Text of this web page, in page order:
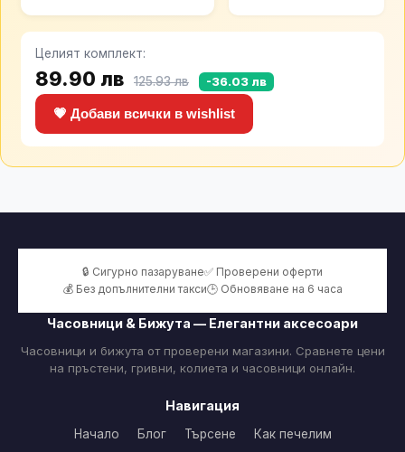
Целият комплект:
89.90 лв 125.93 лв -36.03 лв
💗 Добави всички в wishlist
🔒 Сигурно пазаруване✅ Проверени оферти
💰 Без допълнителни такси🕒 Обновяване на 6 часа
Часовници & Бижута — Елегантни аксесоари
Часовници и бижута от проверени магазини. Сравнете цени
на пръстени, гривни, колиета и часовници онлайн.
Навигация
Начало Блог Търсене Как печелим